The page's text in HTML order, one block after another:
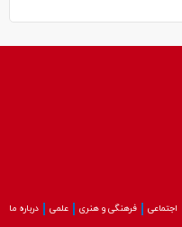
اجتماعی فرهنگی و هنری علمی درباره ما